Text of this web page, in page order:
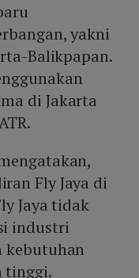
yakni
Balikpapan.
di Jakarta
Fly Jaya di
Jaya tidak
industri
kebutuhan
tinggi.